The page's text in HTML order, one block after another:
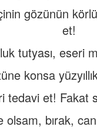
gözünün
et!
tutyası, eseri
konsa
tedavi et! Fakat
bırak,